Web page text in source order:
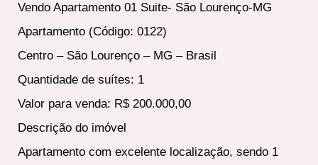
Vendo Apartamento 01 Suite- São Lourenço-MG
Apartamento (Código: 0122)
Centro – São Lourenço – MG – Brasil
Quantidade de suítes: 1
Valor para venda: R$ 200.000,00
Descrição do imóvel
Apartamento com excelente localização, sendo 1